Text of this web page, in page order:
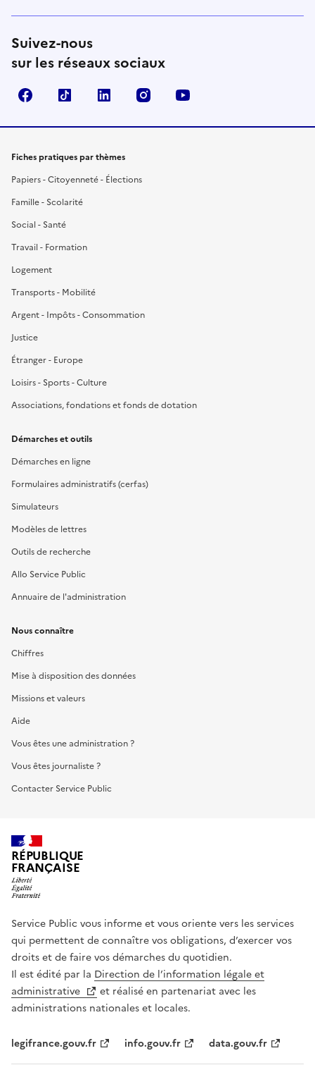
Suivez-nous
sur les réseaux sociaux
FacebookTikTok LinkedIn Instagram
Fiches pratiques par thèmes
Papiers - Citoyenneté - Élections
Famille - Scolarité
Social - Santé
Travail - Formation
Logement
Transports - Mobilité
Argent - Impôts - Consommation
Justice
Étranger - Europe
Loisirs - Sports - Culture
Associations, fondations et fonds de dotation
Démarches et outils
Démarches en ligne
Formulaires administratifs (cerfas)
Simulateurs
Modèles de lettres
Outils de recherche
Allo Service Public
Annuaire de l'administration
Nous connaître
Chiffres
Mise à disposition des données
Missions et valeurs
Aide
Vous êtes une administration ?
Vous êtes journaliste ?
Contacter Service Public
RÉPUBLIQUE
FRANÇAISE
Service Public vous informe et vous oriente vers les services
qui permettent de connaître vos obligations, d’exercer vos
droits et de faire vos démarches du quotidien.
Il est édité par la Direction de l’information légale et
administrative
et réalisé en partenariat avec les
administrations nationales et locales.
legifrance.gouv.fr info.gouv.fr data.gouv.fr